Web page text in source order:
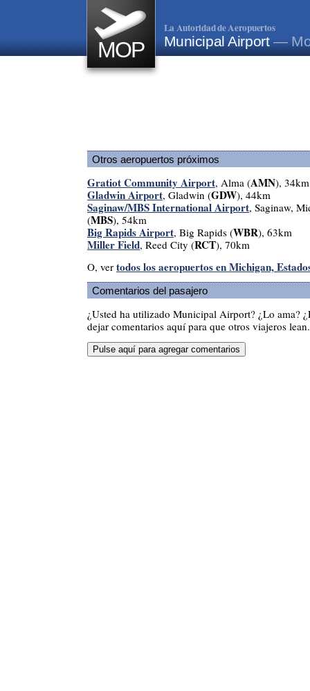
MOP
La Autoridad de Aeropuertos
Municipal Airport—
Otros aeropuertos próximos
Gratiot Community Airport, Alma (AMN), 34km
Gladwin Airport, Gladwin (GDW), 44km
Saginaw/MBS International Airport, Saginaw,
(MBS), 54km
Big Rapids Airport, Big Rapids (WBR), 63km
Miller Field, Reed City (RCT), 70km
O, ver todos los aeropuertos en Michigan,
Comentarios del pasajero
¿Usted ha utilizado Municipal Airport? ¿Lo ama?
dejar comentarios aquí para que otros viajeros lean.